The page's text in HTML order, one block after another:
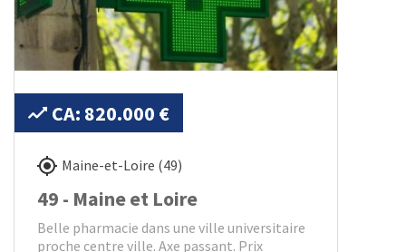
CA: 820.000 €
Maine-et-Loire (49)
49 - Maine et Loire
Belle pharmacie dans une ville universitaire
proche centre ville. Axe passant. Prix